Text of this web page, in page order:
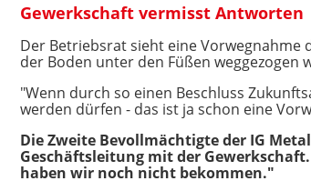
Gewerkschaft vermisst Antworten
Der Betriebsrat sieht eine Vorwegnahme
der Boden unter den Füßen weggezogen
"Wenn durch so einen Beschluss
werden dürfen - das ist ja schon eine
Die Zweite Bevollmächtigte der IG
Geschäftsleitung mit der
haben wir noch nicht bekommen."